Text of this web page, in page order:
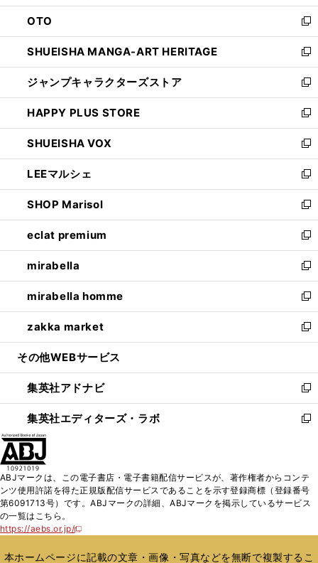
ウ
で
開
く
ン
ド
ウ
で
開
く
OTO
新
し
い
ウ
ィ
ン
ド
ウ
で
開
く
SHUEISHA MANGA-ART HERITAGE
新
し
い
ウ
ィ
ン
ド
ウ
で
開
く
ジャンプキャラクターズストア
新
し
い
ウ
ィ
ン
ド
ウ
で
開
く
HAPPY PLUS STORE
新
し
い
ウ
ィ
ン
ド
ウ
で
開
く
SHUEISHA VOX
新
し
い
ウ
ィ
ン
ド
ウ
で
開
く
LEEマルシェ
新
し
い
ウ
ィ
ン
ド
ウ
で
開
く
SHOP Marisol
新
し
い
ウ
ィ
ン
ド
ウ
で
開
eclat premium
新
し
い
ウ
ィ
ン
ド
ウ
開
く
mirabella
新
し
い
ウ
ィ
ン
ウ
で
開
く
mirabella homme
新
し
い
ウ
ン
ド
ウ
で
zakka market
新
し
ウ
ィ
ン
ド
く
その他WEBサービス
集英社アドナビ
新
し
い
ド
ウ
で
集英社エディターズ・ラボ
新
ィ
ン
ド
開
ABJマークは、この電子書店・電子書籍配信サービスが、著作権者からコンテ
ンツ使用許諾を得た正規版配信サービスであることを示す登録商標（登録番号
第6091713号）です。ABJマークの詳細、ABJマークを掲示しているサービス
の一覧はこちら。
https://aebs.or.jp/
新
い
本ホームページに記載の文章・画像・写真などを無断で複製するこ